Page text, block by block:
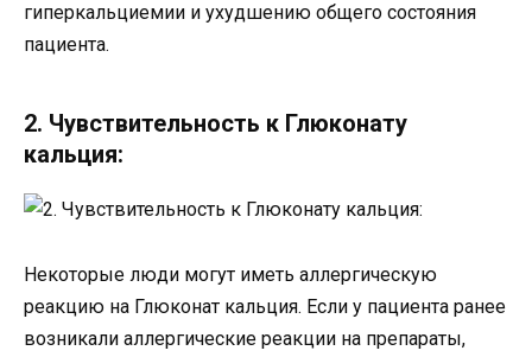
гиперкальциемии и ухудшению общего состояния
пациента.
2. Чувствительность к Глюконату
кальция:
Некоторые люди могут иметь аллергическую
реакцию на Глюконат кальция. Если у пациента ранее
возникали аллергические реакции на препараты,